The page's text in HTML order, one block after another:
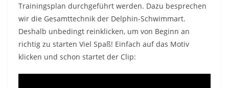
Trainingsplan durchgeführt werden. Dazu besprechen
wir die Gesamttechnik der Delphin-Schwimmart.
Deshalb unbedingt reinklicken, um von Beginn an
richtig zu starten Viel Spaß! Einfach auf das Motiv
klicken und schon startet der Clip: